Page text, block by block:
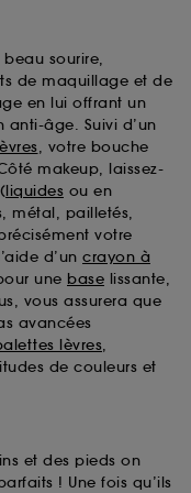
sourire,
de maquillage et de
en lui offrant un
âge. Suivi d’un
, votre bouche
makeup, laissez-
(liquides ou en
métal, pailletés,
votre
d’un crayon à
une base lissante,
vous assurera que
avancées
lèvres,
de couleurs et
et des pieds on
! Une fois qu’ils